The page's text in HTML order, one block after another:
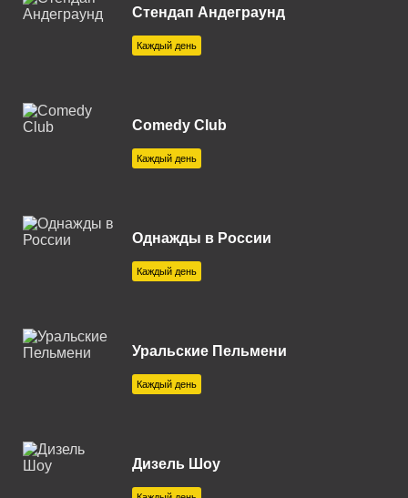
Егорьевск 89.7 FM
Елец 107.7 FM
Железногорск 92.8 FM
Златоуст 87.7 FM
Казань 91.1 FM
Калуга 106.6 FM
Каменск-Уральский 89.4 FM
FM
Стендап Андеграунд
Каждый день
Comedy Club
Каждый день
Однажды в России
Каждый день
Уральские Пельмени
Каждый день
Дизель Шоу